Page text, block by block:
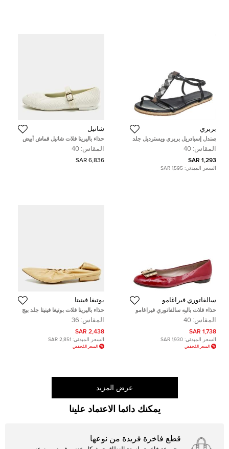
بربري
صندل إسبادريل بربري ويسترديل جلد
أسود سير حرف تي مقاس 40
المقاس: 40
1,293 SAR
السعر المبدئي: 1,595 SAR
شانيل
حذاء باليرينا فلات شانيل قماش أبيض
سي سي ماري جين مقاس 40
المقاس: 40
6,836 SAR
سالفاتوري فيراغامو
حذاء فلات باليه سالفاتوري فيراغامو
صن جلد لامع أحمر مقاس 40
المقاس: 40
1,738 SAR
السعر المبدئي: 1,930 SAR
السعر المُخفض
بوتيغا فينيتا
حذاء باليرينا فلات بوتيغا فينيتا جلد بيج
مقدمة لوزية مقاس 38
المقاس: 36
2,438 SAR
السعر المبدئي: 2,851 SAR
السعر المُخفض
عرض المزيد
يمكنك دائما الاعتماد علينا
قطع فاخرة فريدة من نوعها